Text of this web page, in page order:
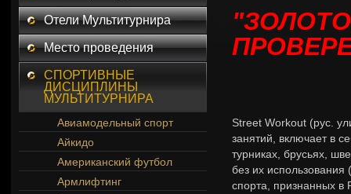
Отели Мультитурнира
Место проведения
СПОРТИВНЫЕ
ДИСЦИПЛИНЫ
МУЛЬТИТУРНИРА
Авиамодельный спорт
Айкидо
Американский футбол
Армлифтинг
Street Workout (рус.
занятий, включает в
турниках, брусьях,
без их
спорта, признанных в